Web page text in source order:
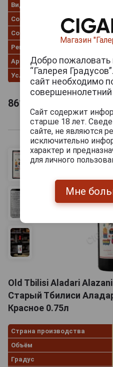
Вид вина
Сорт винограда
Сорт вина
Регион
Артикул
Условия продаж
861
Old Tbilisi Aladari
Старый Тбилиси
Красное 0.75л
Страна производства
Объём
Градус
Магазин
Добро пожаловать
“Галерея
сайт необходимо
совершеннолетний
Сайт содержит
старше 18 лет.
сайте, не являются
исключительно
характер и
для личного
Мне